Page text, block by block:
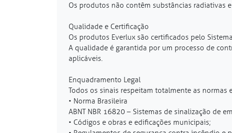
Os produtos não contêm substâncias radiativas
Qualidade e Certificação
Os produtos Everlux são certificados pelo
A qualidade é garantida por um processo de
aplicáveis.
Enquadramento Legal
Todos os sinais respeitam totalmente as normas
• Norma Brasileira
ABNT NBR 16820 – Sistemas de sinalização de
• Códigos e obras e edificações municipais;